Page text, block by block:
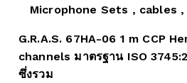
Microphone Sets , cables
G.R.A.S. 67HA-06 1 m CCP
channels มาตรฐาน ISO
ซึ่งรวม